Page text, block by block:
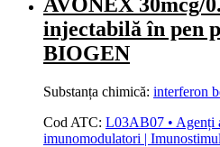
injectabilă în pen
BIOGEN
Substanța chimică: interferon
Cod ATC: L03AB07 • Agenți
imunomodulatori |